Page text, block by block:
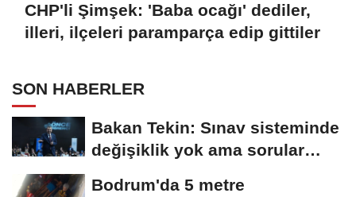
CHP'li Şimşek: 'Baba ocağı' dediler,
illeri, ilçeleri paramparça edip gittiler
SON HABERLER
Bakan Tekin: Sınav sisteminde
değişiklik yok ama sorular
Bodrum'da 5 metre